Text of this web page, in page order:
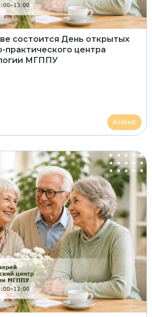
состоится День открытых
практического центра
МГППУ
Анонс